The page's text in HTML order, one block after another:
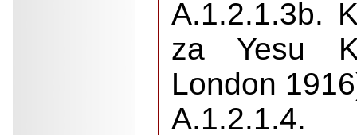
A.1.2.1.3b.
za Yesu
London